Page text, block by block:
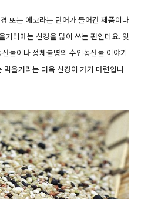
또는 에코라는 단어가 들어간 제품이나
거리에는 신경을 많이 쓰는 편인데요. 잊
물이나 정체불명의 수입농산물 이야기
을거리는 더욱 신경이 가기 마련입니